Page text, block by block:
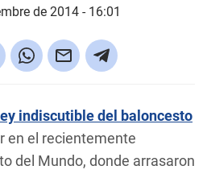
de 2014 - 16:01
indiscutible del baloncesto
en el recientemente
del Mundo, donde arrasaron